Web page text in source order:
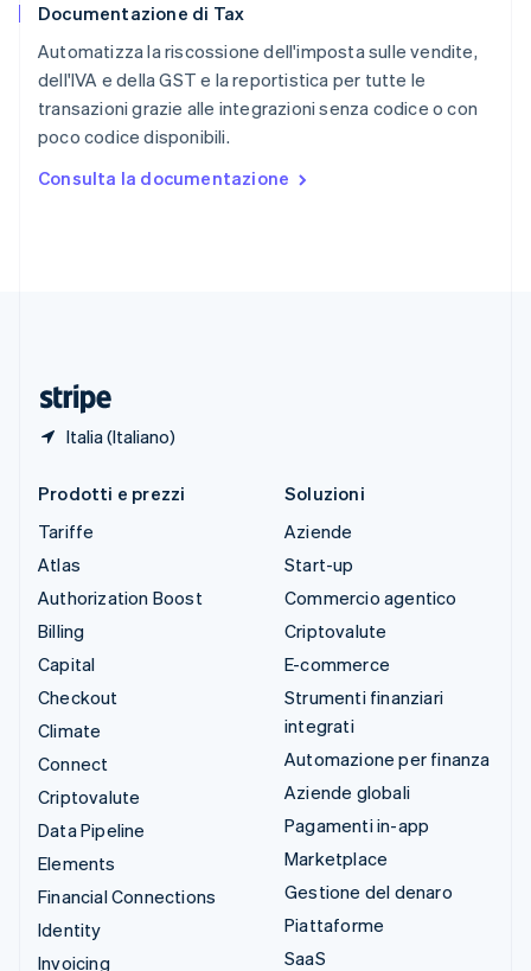
Documentazione di Tax
Automatizza la riscossione dell'imposta sulle vendite,
dell'IVA e della GST e la reportistica per tutte le
transazioni grazie alle integrazioni senza codice o con
poco codice disponibili.
Consulta la documentazione
Italia (Italiano)
Slovacchia
English
Slovenia
Spagna
EspañolEnglish
English Español简体中文
Prodotti e prezzi
Tariffe
Atlas
Authorization Boost
Billing
Capital
Checkout
Climate
Connect
Criptovalute
Data Pipeline
Elements
Financial Connections
Identity
Invoicing
Soluzioni
Aziende
Start-up
Commercio agentico
Criptovalute
E-commerce
Strumenti finanziari
integrati
Automazione per finanza
Aziende globali
Pagamenti in-app
Marketplace
Gestione del denaro
Piattaforme
SaaS